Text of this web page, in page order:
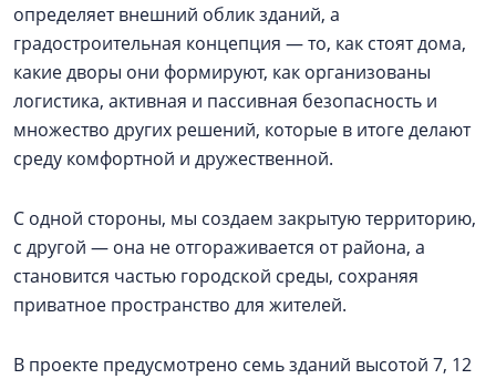
определяет внешний облик зданий, а
градостроительная концепция — то, как стоят дома,
какие дворы они формируют, как организованы
логистика, активная и пассивная безопасность и
множество других решений, которые в итоге делают
среду комфортной и дружественной.
С одной стороны, мы создаем закрытую территорию,
с другой — она не отгораживается от района, а
становится частью городской среды, сохраняя
приватное пространство для жителей.
В проекте предусмотрено семь зданий высотой 7, 12